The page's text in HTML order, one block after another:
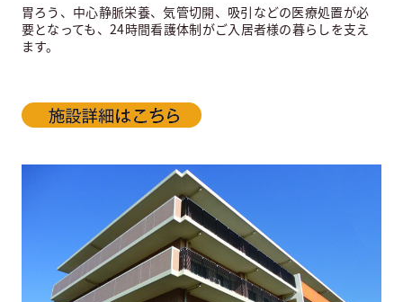
胃ろう、中心静脈栄養、気管切開、吸引などの医療処置が必
要となっても、24時間看護体制がご入居者様の暮らしを支え
ます。